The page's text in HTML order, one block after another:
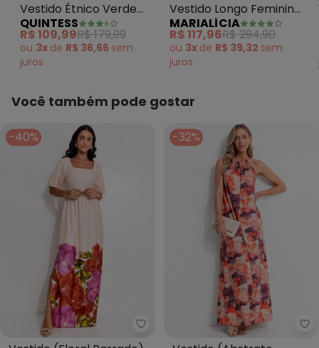
Vestido Étnico Verde
em Malha de Viscose
QUINTESS
R$ 109,99R$ 179,99
ou 3x de R$ 36,66 sem
juros
Vestido Longo Feminino
Alças Ajustáveis Bege
MARIALÍCIA
R$ 117,96R$ 294,90
ou 3x de R$ 39,32 sem
juros
Você também pode gostar
-40%
Quintess - Vestido (Floral
-32%